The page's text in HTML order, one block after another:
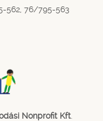
562, 76/795-563
Nonprofit Kft